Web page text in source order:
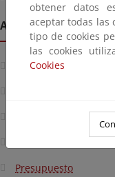
Anexos
Indice, hojas de
Presupuesto
obtener datos
aceptar todas las
tipo de cookies
las cookies
Cookies